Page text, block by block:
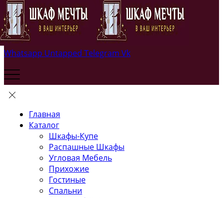
Whatsapp Untapped Telegram Vk
Главная
Каталог
Шкафы-Купе
Распашные Шкафы
Угловая Мебель
Прихожие
Гостиные
Спальни